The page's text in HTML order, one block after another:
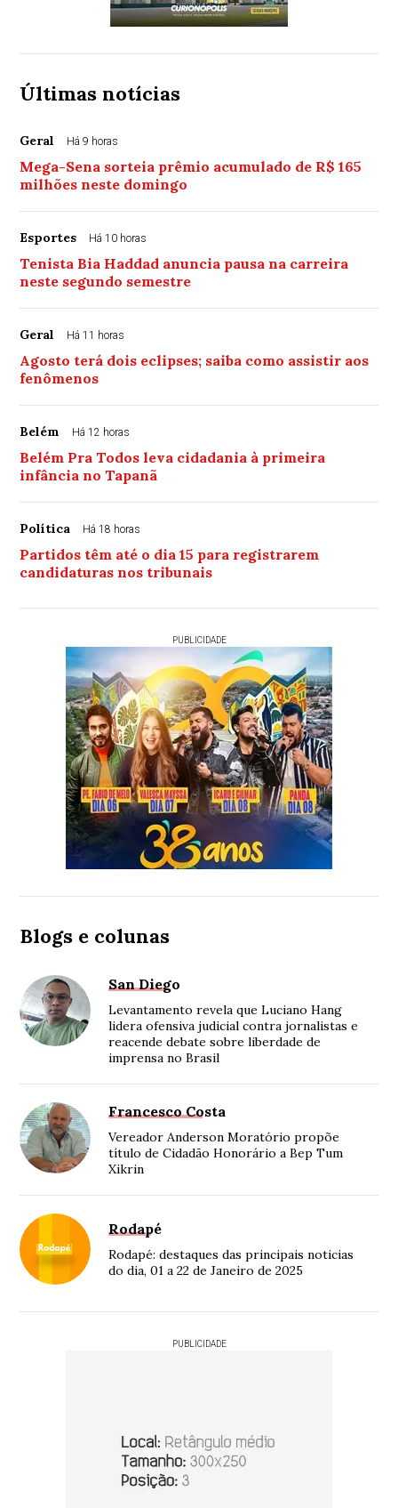
Últimas notícias
Geral Há 9 horas
Mega-Sena sorteia prêmio acumulado de R$ 165
milhões neste domingo
Esportes Há 10 horas
Tenista Bia Haddad anuncia pausa na carreira
neste segundo semestre
Geral Há 11 horas
Agosto terá dois eclipses; saiba como assistir aos
fenômenos
Belém Há 12 horas
Belém Pra Todos leva cidadania à primeira
infância no Tapanã
Política Há 18 horas
Partidos têm até o dia 15 para registrarem
candidaturas nos tribunais
PUBLICIDADE
Blogs e colunas
San Diego
Levantamento revela que Luciano Hang
lidera ofensiva judicial contra jornalistas e
reacende debate sobre liberdade de
imprensa no Brasil
Francesco Costa
Vereador Anderson Moratório propõe
título de Cidadão Honorário a Bep Tum
Xikrin
Rodapé
Rodapé: destaques das principais noticias
do dia, 01 a 22 de Janeiro de 2025
PUBLICIDADE